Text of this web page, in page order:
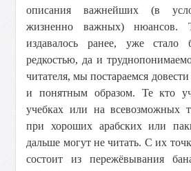
описания важнейших (в
жизненно важных) нюансов.
издавалось ранее, уже стало
редкостью, да и
читателя, мы постараемся
и понятным образом. Те кто
учебках или на всевозможных
при хороших арабских или
дальше могут не читать. С их
состоит из пережёвывания